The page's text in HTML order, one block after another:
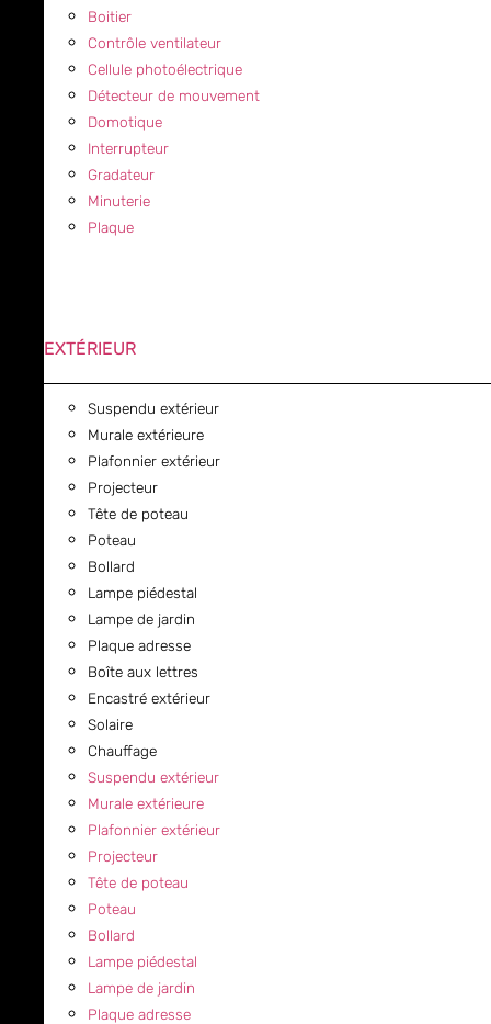
Boitier
Contrôle ventilateur
Cellule photoélectrique
Détecteur de mouvement
Domotique
Interrupteur
Gradateur
Minuterie
Plaque
EXTÉRIEUR
Suspendu extérieur
Murale extérieure
Plafonnier extérieur
Projecteur
Tête de poteau
Poteau
Bollard
Lampe piédestal
Lampe de jardin
Plaque adresse
Boîte aux lettres
Encastré extérieur
Solaire
Chauffage
Suspendu extérieur
Murale extérieure
Plafonnier extérieur
Projecteur
Tête de poteau
Poteau
Bollard
Lampe piédestal
Lampe de jardin
Plaque adresse